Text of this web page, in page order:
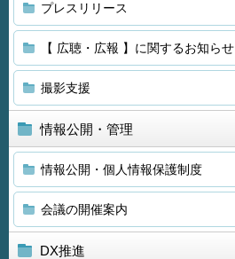
プレスリリース
【 広聴・広報 】に関するお知らせ
撮影支援
情報公開・管理
情報公開・個人情報保護制度
会議の開催案内
DX推進